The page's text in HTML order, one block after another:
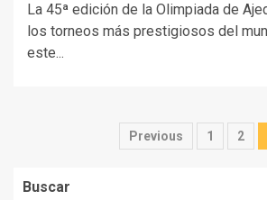
La 45ª edición de la Olimpiada de
los torneos más prestigiosos del
este...
Previous 1 2
Buscar